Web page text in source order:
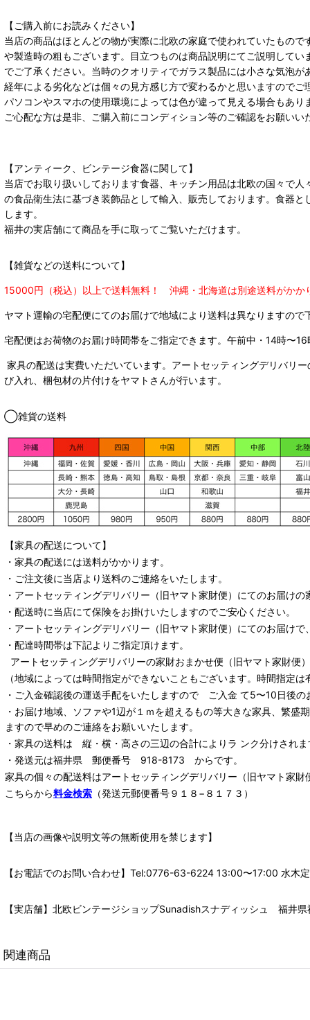
【ご購入前にお読みください】
当店の商品はほとんどの物が実際に北欧の家庭で使われていたもの
や製造時の粗もございます。目立つものは商品説明にてご説明して
でご了承ください。当時のクオリティでガラス製品には小さな気泡が
経年による劣化などは個々の見方感じ方で変わるかと思いますのでご
パソコンやスマホの使用環境によっては色が違って見える場合もあ
ご心配な方は是非、ご購入前にコンディション等のご確認をお願い
【アンティーク、ビンテージ食器に関して】
当店でお取り扱いしております食器、キッチン用品は北欧の国々で
の食品衛生法に基づき装飾品として輸入、販売しております。食器
します。
福井の実店舗にて商品を手に取ってご覧いただけます。
【雑貨などの送料について】
15000円（税込）以上で送料無料！ 沖縄・北海道は別途送料がかか
ヤマト運輸の宅配便にてのお届けで地域により送料は異なりますので
宅配便はお荷物のお届け時間帯をご指定できます。 午前中・14時〜
家具の配送は実費いただいています。アートセッティングデリバリ
び入れ、梱包材の片付けをヤマトさんが行います。
◯雑貨の送料
【家具の配送について】
・家具の配送には送料がかかります。
・ご注文後に当店より送料のご連絡をいたします。
・ アートセッティングデリバリー （旧ヤマト家財便） にてのお届けの
・配送時に当店にて保険をお掛けいたしますのでご安心ください。
・ アートセッティングデリバリー （旧ヤマト家財便） にてのお届けで
・配達時間帯は下記よりご指定頂けます。
アートセッティングデリバリーの家財おまかせ便 （旧ヤマト家財便
（地域によっては時間指定ができないこともございます。時間指定
・ご入金確認後の運送手配をいたしますので ご入金 て5〜10日後の
・お届け地域、ソファや1辺が１ｍを超えるもの等大きな家具、繁
ますので早めのご連絡をお願いいたします。
・家具の送料は 縦・横・高さの三辺の合計によりラ ンク分けされま
・発送元は福井県 郵便番号 918-8173 からです。
家具の個々の配送料はアートセッティングデリバリー （旧ヤマト家財
こちらから料金検索 （発送元郵便番号９１８−８１７３）
【当店の画像や説明文等の無断使用を禁じます】
【お電話でのお問い合わせ】Tel:0776-63-6224 13:00〜17:00 水木
【実店舗】北欧ビンテージショップSunadishスナディッシュ 福井
関連商品